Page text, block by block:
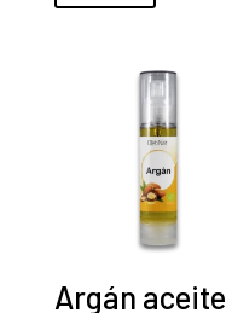
Argán aceite